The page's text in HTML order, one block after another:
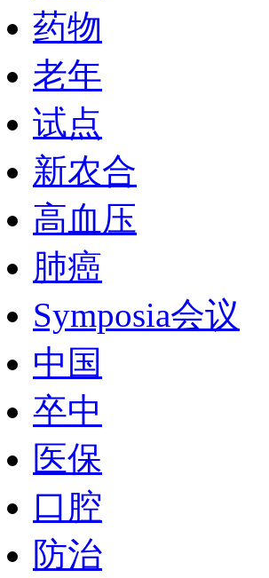
药物
老年
试点
新农合
高血压
肺癌
Symposia会议
中国
卒中
医保
口腔
防治